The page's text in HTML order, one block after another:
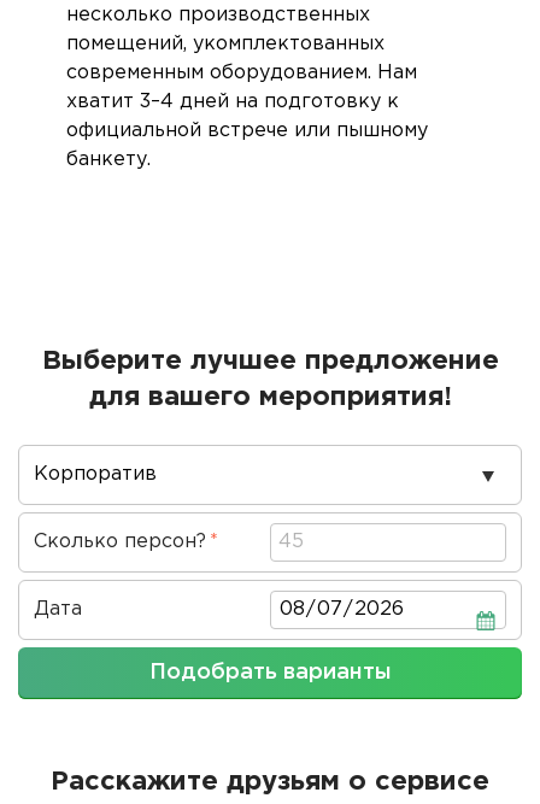
несколько производственных
помещений, укомплектованных
современным оборудованием. Нам
хватит 3–4 дней на подготовку к
официальной встрече или пышному
банкету.
Выберите лучшее предложение
для вашего мероприятия!
Повод
проведения
Сколько персон?
Дата Дата
Подобрать варианты
Расскажите друзьям о сервисе